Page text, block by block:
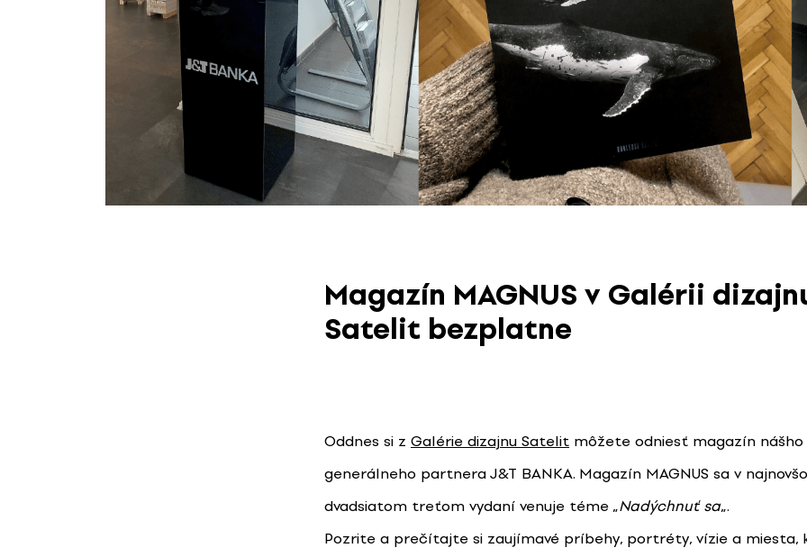
Magazín MAGNUS v Galérii
Satelit bezplatne
Oddnes si z Galérie dizajnu Satelitmôžete odniesť magazín nášho
generálneho partnera J&T BANKA. Magazín MAGNUS sa v
dvadsiatom treťom vydaní venuje téme „Nadýchnuť sa„.
Pozrite a prečítajte si zaujímavé príbehy, portréty, vízie a miesta,